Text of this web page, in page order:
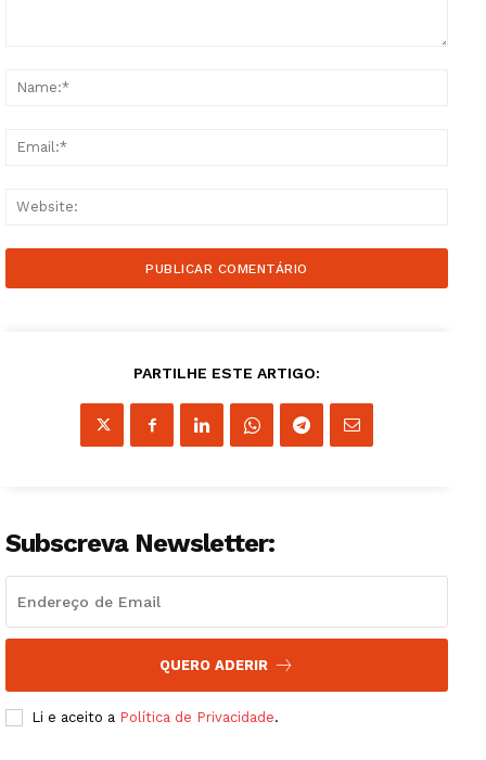
PARTILHE ESTE ARTIGO:
Subscreva Newsletter:
QUERO ADERIR
Li e aceito a Política de Privacidade.